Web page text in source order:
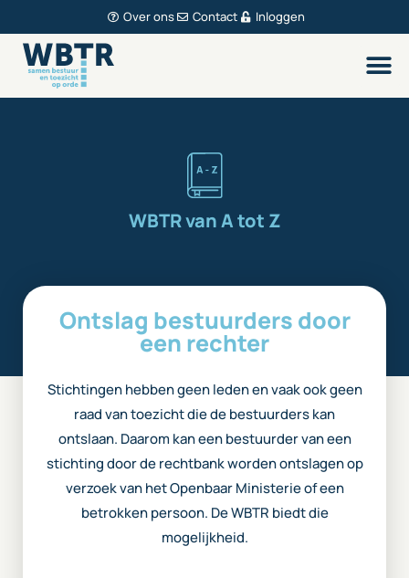
Over ons Contact Inloggen
WBTR van A tot Z
Ontslag bestuurders door
een rechter
Stichtingen hebben geen leden en vaak ook geen
raad van toezicht die de bestuurders kan
ontslaan. Daarom kan een bestuurder van een
stichting door de rechtbank worden ontslagen op
verzoek van het Openbaar Ministerie of een
betrokken persoon. De WBTR biedt die
mogelijkheid.